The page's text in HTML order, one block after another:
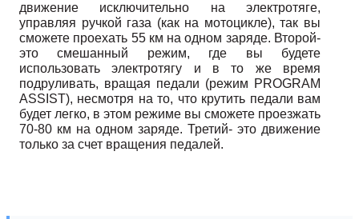
движение исключительно на электротяге,
управляя ручкой газа (как на мотоцикле), так вы
сможете проехать 55 км на одном заряде. Второй-
это смешанный режим, где вы будете
использовать электротягу и в то же время
подруливать, вращая педали (режим PROGRAM
ASSIST), несмотря на то, что крутить педали вам
будет легко, в этом режиме вы сможете проезжать
70-80 км на одном заряде. Третий- это движение
только за счет вращения педалей.